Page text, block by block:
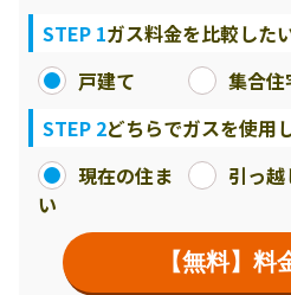
STEP 1ガス料金を比較した
戸建て
集合住
STEP 2どちらでガスを使用
現在の住ま
い
引っ越
【無料】料